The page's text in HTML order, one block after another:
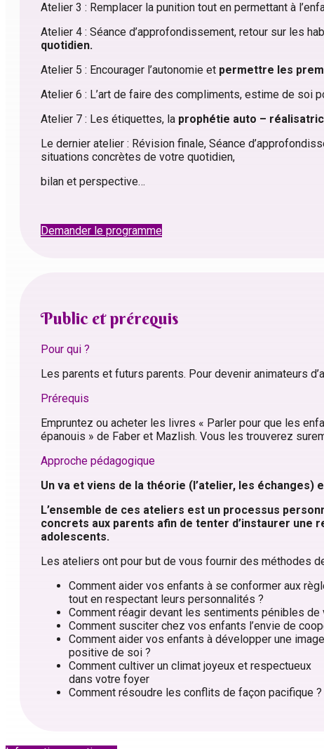
Atelier 3 : Remplacer la punition tout en permettant à
Atelier 4 : Séance d’approfondissement, retour sur les
quotidien.
Atelier 5 : Encourager l’autonomie et permettre les
Atelier 6 : L’art de faire des compliments, estime de soi
Atelier 7 : Les étiquettes, la prophétie auto –
Le dernier atelier : Révision finale, Séance
situations concrètes de votre quotidien,
bilan et perspective…
Demander le programme
Public et prérequis
Pour qui ?
Les parents et futurs parents. Pour devenir animateurs
Prérequis
Empruntez ou acheter les livres « Parler pour que les
épanouis » de Faber et Mazlish. Vous les trouverez
Approche pédagogique
Un va et viens de la théorie (l’atelier, les échanges)
L’ensemble de ces ateliers est un processus
concrets aux parents afin de tenter d’instaurer une
adolescents.
Les ateliers ont pour but de vous fournir des méthodes
Comment aider vos enfants à se conformer aux
tout en respectant leurs personnalités ?
Comment réagir devant les sentiments pénibles de
Comment susciter chez vos enfants l’envie de
Comment aider vos enfants à développer une image
positive de soi ?
Comment cultiver un climat joyeux et respectueux
dans votre foyer
Comment résoudre les conflits de façon pacifique ?